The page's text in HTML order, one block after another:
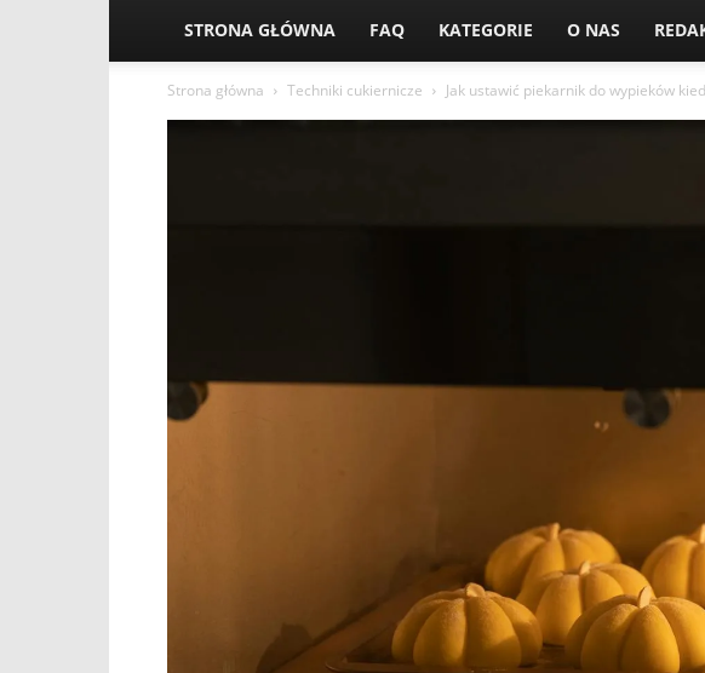
STRONA GŁÓWNA FAQ KATEGORIE O NAS
Strona główna Techniki cukiernicze Jak ustawić piekarnik do wypieków